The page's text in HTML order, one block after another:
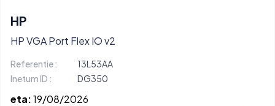
HP
HP VGA Port Flex IO v2
Referentie :
13L53AA
Inetum ID :
DG350
eta:19/08/2026